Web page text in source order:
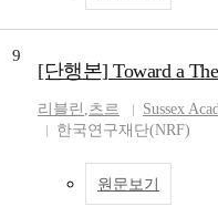
9
[단행본] Toward a
리블린 ,츠르
Sussex
한국연구재단(NRF)
원문보기